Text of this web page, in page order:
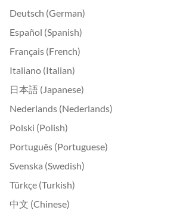
Deutsch (German)
Español (Spanish)
Français (French)
Italiano (Italian)
日本語 (Japanese)
Nederlands (Nederlands)
Polski (Polish)
Português (Portuguese)
Svenska (Swedish)
Türkçe (Turkish)
中文 (Chinese)